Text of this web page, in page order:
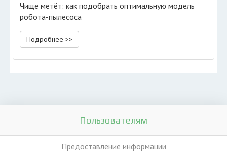
Чище метёт: как подобрать оптимальную модель
робота-пылесоса
Подробнее >>
Пользователям
Предоставление информации